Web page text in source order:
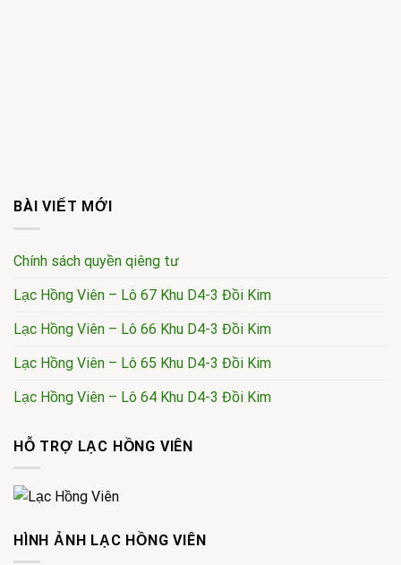
BÀI VIẾT MỚI
Chính sách quyền qiêng tư
Lạc Hồng Viên – Lô 67 Khu D4-3 Đồi Kim
Lạc Hồng Viên – Lô 66 Khu D4-3 Đồi Kim
Lạc Hồng Viên – Lô 65 Khu D4-3 Đồi Kim
Lạc Hồng Viên – Lô 64 Khu D4-3 Đồi Kim
HỖ TRỢ LẠC HỒNG VIÊN
HÌNH ẢNH LẠC HỒNG VIÊN